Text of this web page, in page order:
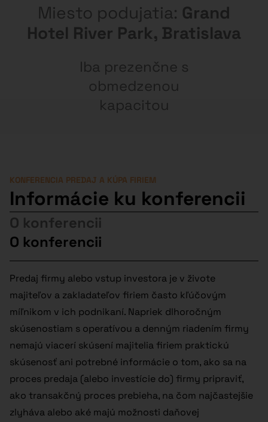
Miesto podujatia: Grand
Hotel River Park, Bratislava
Iba prezenčne s
obmedzenou
kapacitou
KONFERENCIA PREDAJ A KÚPA FIRIEM
Informácie ku konferencii
O konferencii
O konferencii
Predaj firmy alebo vstup investora je v živote
majiteľov a zakladateľov firiem často kľúčovým
míľnikom v ich podnikaní. Napriek dlhoročným
skúsenostiam s operatívou a denným riadením firmy
nemajú viacerí skúsení majitelia firiem praktickú
skúsenosť ani potrebné informácie o tom, ako sa na
proces predaja (alebo investície do) firmy pripraviť,
ako transakčný proces prebieha, na čom najčastejšie
zlyháva alebo aké majú možnosti daňovej